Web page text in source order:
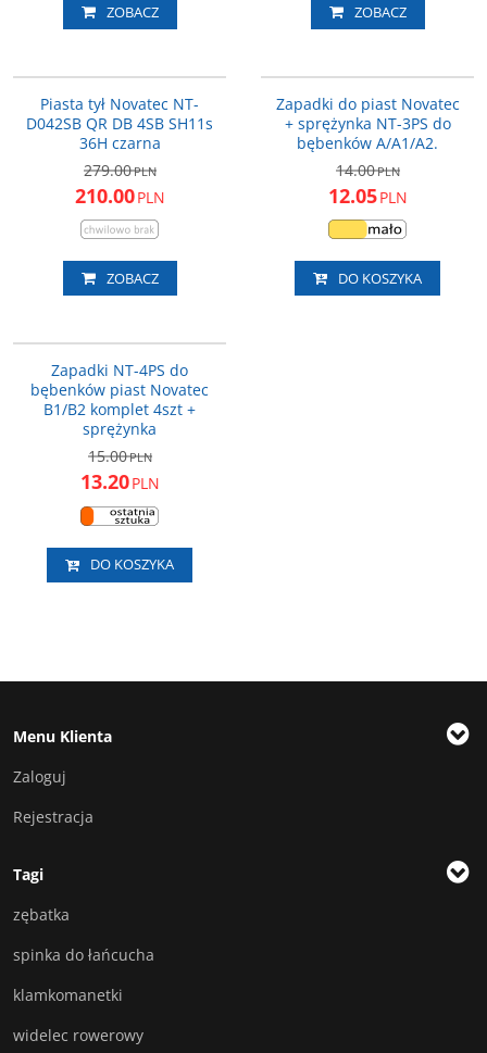
ZOBACZ ZOBACZ
505 gr.
Przeznaczenie piasty: Tył
Ilość otworów na szprychy: 36 szt.
Waga (gramy) : 505
Piasta tył Novatec NT-
D042SB QR DB 4SB SH11s
36H czarna
279.00PLN
210.00PLN
ZOBACZ
Zapadki do piast Novatec
+ sprężynka NT-3PS do
bębenków A/A1/A2.
14.00PLN
12.05PLN
DO KOSZYKA
Zapadki NT-4PS do
bębenków piast Novatec
B1/B2 komplet 4szt +
sprężynka
15.00PLN
13.20PLN
DO KOSZYKA
Menu Klienta
Zaloguj
Rejestracja
Tagi
zębatka
spinka do łańcucha
klamkomanetki
widelec rowerowy